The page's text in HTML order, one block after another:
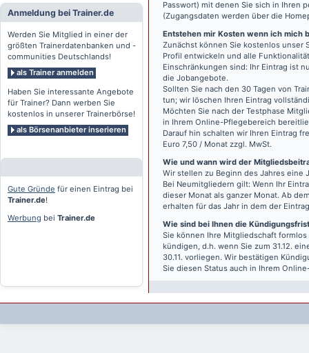
Anmeldung bei Trainer.de
Werden Sie Mitglied in einer der
größten Trainerdatenbanken und -
communities Deutschlands!
als Trainer anmelden
Haben Sie interessante Angebote
für Trainer? Dann werben Sie
kostenlos in unserer Trainerbörse!
als Börsenanbieter inserieren
Gute Gründe für einen Eintrag bei
Trainer.de!
Werbung bei Trainer.de
Passwort) mit denen Sie sich in Ihren
(Zugangsdaten werden über die
Entstehen mir Kosten wenn ich mich
Zunächst können Sie kostenlos unser
Profil entwickeln und alle
Einschränkungen sind: Ihr Eintrag ist
die Jobangebote.
Sollten Sie nach den 30 Tagen von
tun; wir löschen Ihren Eintrag
Möchten Sie nach der Testphase
in Ihrem Online-Pflegebereich
Darauf hin schalten wir Ihren Eintrag
Euro 7,50 / Monat zzgl. MwSt.
Wie und wann wird der
Wir stellen zu Beginn des Jahres eine
Bei Neumitgliedern gilt: Wenn Ihr
dieser Monat als ganzer Monat. Ab
erhalten für das Jahr in dem der
Wie sind bei Ihnen die
Sie können Ihre Mitgliedschaft
kündigen, d.h. wenn Sie zum 31.12.
30.11. vorliegen. Wir bestätigen
Sie diesen Status auch in Ihrem